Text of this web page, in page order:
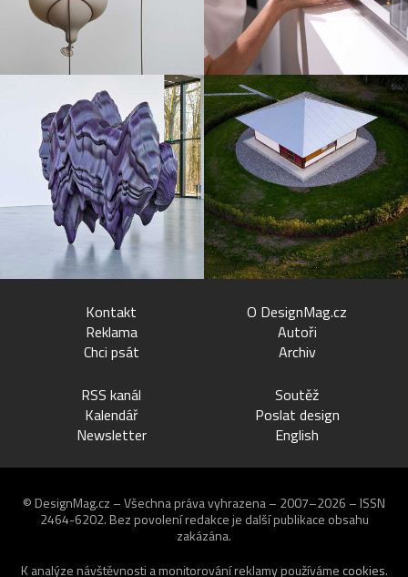
Kontakt
Reklama
Chci psát
O DesignMag.cz
Autoři
Archiv
RSS kanál
Kalendář
Newsletter
Soutěž
Poslat design
English
© DesignMag.cz – Všechna práva vyhrazena – 2007–2026 – ISSN
2464-6202. Bez povolení redakce je další publikace obsahu
zakázána.
K analýze návštěvnosti a monitorování reklamy používáme cookies.